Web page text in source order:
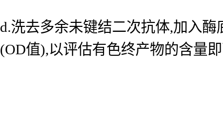
d.洗去多余未键结二次抗体,加入
(OD值),以评估有色终产物的含量